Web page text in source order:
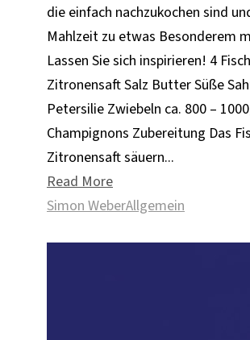
die einfach nachzukochen sind
Mahlzeit zu etwas Besonderem
Lassen Sie sich inspirieren! 4
Zitronensaft Salz Butter Süße
Petersilie Zwiebeln ca. 800 –
Champignons Zubereitung Das
Zitronensaft säuern...
Read More
Simon WeberAllgemein